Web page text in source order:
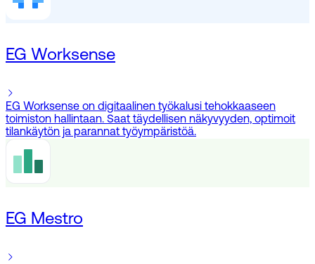
EG Worksense
EG Worksense on digitaalinen työkalusi tehokkaaseen
toimiston hallintaan. Saat täydellisen näkyvyyden, optimoit
tilankäytön ja parannat työympäristöä.
EG Mestro